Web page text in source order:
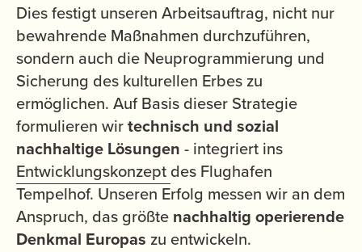
Dies festigt unseren Arbeitsauftrag, nicht nur
bewahrende Maßnahmen durchzuführen,
sondern auch die Neuprogrammierung und
Sicherung des kulturellen Erbes zu
ermöglichen. Auf Basis dieser Strategie
formulieren wirtechnisch und sozial
nachhaltige Lösungen - integriert ins
Entwicklungskonzept des Flughafen
Tempelhof. Unseren Erfolg messen wir an dem
Anspruch, das größte nachhaltig operierende
Denkmal Europas zu entwickeln.